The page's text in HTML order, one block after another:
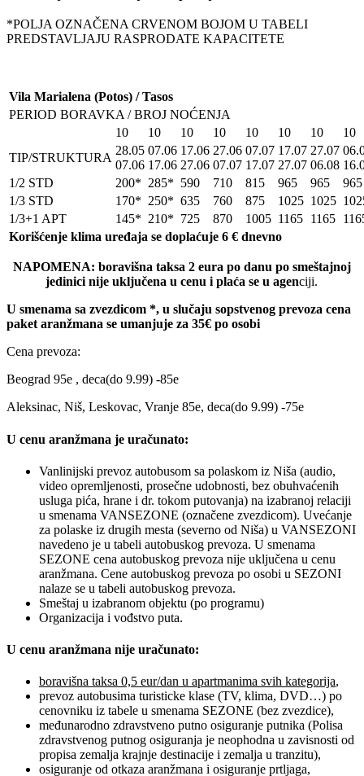
*POLJA OZNAČENA CRVENOM BOJOM U TABELI
PREDSTAVLJAJU RASPRODATE KAPACITETE
Vila Marialena (Potos) / Tasos
PERIOD BORAVKA / BROJ NOĆENJA
10
10 10 10 10 10 10
10
TIP/STRUKTURA
28.05
07.06
07.06
17.06
17.06
27.06
27.06
07.07
07.07
17.07
17.07
27.07
27.07
06.08
1/2 STD
200* 285* 590 710 815 965 965
965
1/3 STD
170* 250* 635 760 875 1025 1025
1/3+1 APT
145* 210* 725 870 1005 1165 1165
Korišćenje klima uređaja se doplaćuje 6 € dnevno
NAPOMENA: boravišna taksa 2 eura po danu po smeštajnoj
jedinici nije uključena u cenu i plaća se u agenciji.
U smenama sa zvezdicom *, u slučaju sopstvenog prevoza cena
paket aranžmana se umanjuje za 35€ po osobi
Cena prevoza:
Beograd 95e , deca(do 9.99) -85e
Aleksinac, Niš, Leskovac, Vranje 85e, deca(do 9.99) -75e
U cenu aranžmana je uračunato:
Vanlinijski prevoz autobusom sa polaskom iz Niša (audio,
video opremljenosti, prosečne udobnosti, bez obuhvaćenih
usluga pića, hrane i dr. tokom putovanja) na izabranoj relaciji
u smenama VANSEZONE (označene zvezdicom). Uvećanje
za polaske iz drugih mesta (severno od Niša) u VANSEZONI
navedeno je u tabeli autobuskog prevoza. U smenama
SEZONE cena autobuskog prevoza nije uključena u cenu
aranžmana. Cene autobuskog prevoza po osobi u SEZONI
nalaze se u tabeli autobuskog prevoza.
Smeštaj u izabranom objektu (po programu)
Organizacija i vođstvo puta.
U cenu aranžmana nije uračunato:
boravišna taksa 0,5 eur/dan u apartmanima svih kategorija,
prevoz autobusima turisticke klase (TV, klima, DVD…) po
cenovniku iz tabele u smenama SEZONE (bez zvezdice),
međunarodno zdravstveno putno osiguranje putnika (Polisa
zdravstvenog putnog osiguranja je neophodna u zavisnosti od
propisa zemalja krajnje destinacije i zemalja u tranzitu),
osiguranje od otkaza aranžmana i osiguranje prtljaga,